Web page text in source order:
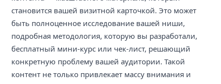
становится вашей визитной карточкой. Это может
быть полноценное исследование вашей ниши,
подробная методология, которую вы разработали,
бесплатный мини-курс или чек-лист, решающий
конкретную проблему вашей аудитории. Такой
контент не только привлекает массу внимания и